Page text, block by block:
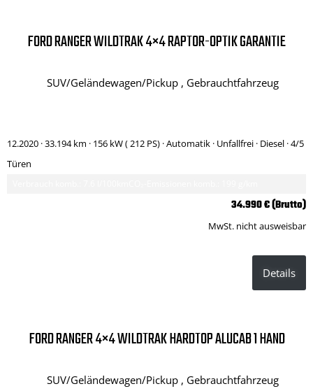
FORD RANGER WILDTRAK 4×4 RAPTOR-OPTIK GARANTIE
SUV/Geländewagen/Pickup , Gebrauchtfahrzeug
12.2020 ·33.194 km · 156 kW ( 212 PS) · Automatik · Unfallfrei · Diesel · 4/5
Türen
34.990 € (Brutto)
MwSt. nicht ausweisbar
Details
FORD RANGER 4×4 WILDTRAK HARDTOP ALUCAB 1 HAND
SUV/Geländewagen/Pickup , Gebrauchtfahrzeug